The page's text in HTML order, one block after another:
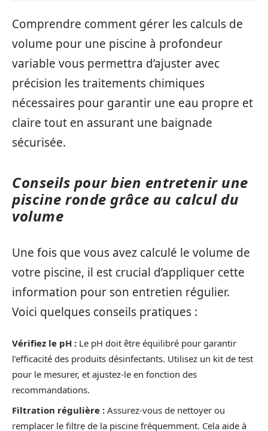
Comprendre comment gérer les calculs de
volume pour une piscine à profondeur
variable vous permettra d’ajuster avec
précision les traitements chimiques
nécessaires pour garantir une eau propre et
claire tout en assurant une baignade
sécurisée.
Conseils pour bien entretenir une
piscine ronde grâce au calcul du
volume
Une fois que vous avez calculé le volume de
votre piscine, il est crucial d’appliquer cette
information pour son entretien régulier.
Voici quelques conseils pratiques :
Vérifiez le pH : Le pH doit être équilibré pour garantir
l’efficacité des produits désinfectants. Utilisez un kit de test
pour le mesurer, et ajustez-le en fonction des
recommandations.
Filtration régulière : Assurez-vous de nettoyer ou
remplacer le filtre de la piscine fréquemment. Cela aide à